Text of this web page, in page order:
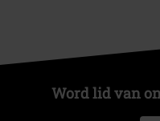
Word lid van